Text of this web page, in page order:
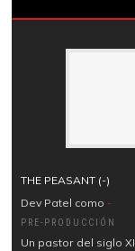
THE PEASANT (-)
Dev Patel como -
PRE-PRODUCCIÓN
Un pastor del siglo